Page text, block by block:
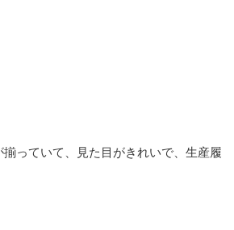
っていて、見た目がきれいで、生産履